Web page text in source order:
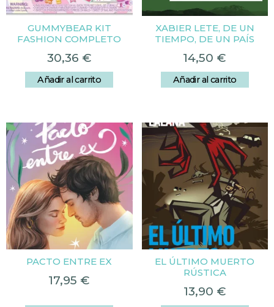
GUMMYBEAR KIT
FASHION COMPLETO
30,36 €
Añadir al carrito
XABIER LETE, DE UN
TIEMPO, DE UN PAÍS
14,50 €
Añadir al carrito
PACTO ENTRE EX
17,95 €
EL ÚLTIMO MUERTO
RÚSTICA
13,90 €